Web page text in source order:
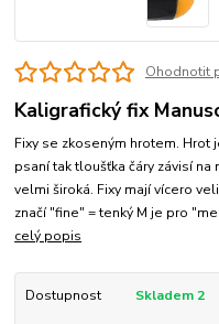
Ohodnotit
Kaligrafický fix
Fixy se zkoseným hrotem. Hrot
psaní tak tloušťka čáry závisí
velmi široká. Fixy mají vícero
značí "fine" = tenký M je pro
celý popis
Dostupnost Skladem 2